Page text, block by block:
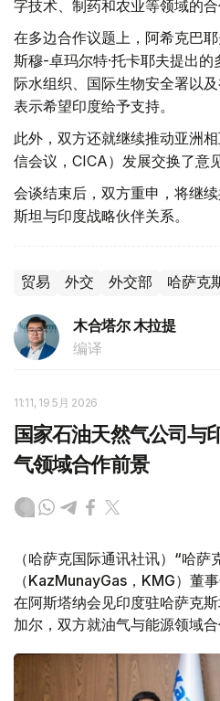
字技术、制药和农业等领域的合
在多边合作议题上，阿希克巴
斯穆-卓玛尔特·托卡耶夫提出
际水组织、国际生物安全署以
表示希望印度给予支持。
此外，双方还就继续推动亚洲
信会议，CICA）发展交换了意见
会谈结束后，双方重申，将继
斯坦与印度战略伙伴关系。
贸易 外交 外交部 哈萨克
木合塔尔 木拉提
编译
11:11, 19 5月 2026
国家石油天然气公司与
气领域合作前景
（哈萨克国际通讯社讯）“哈
（KazMunayGas，KMG）董
在阿斯塔纳会见印度驻哈萨克
加尔，双方就油气与能源领域合